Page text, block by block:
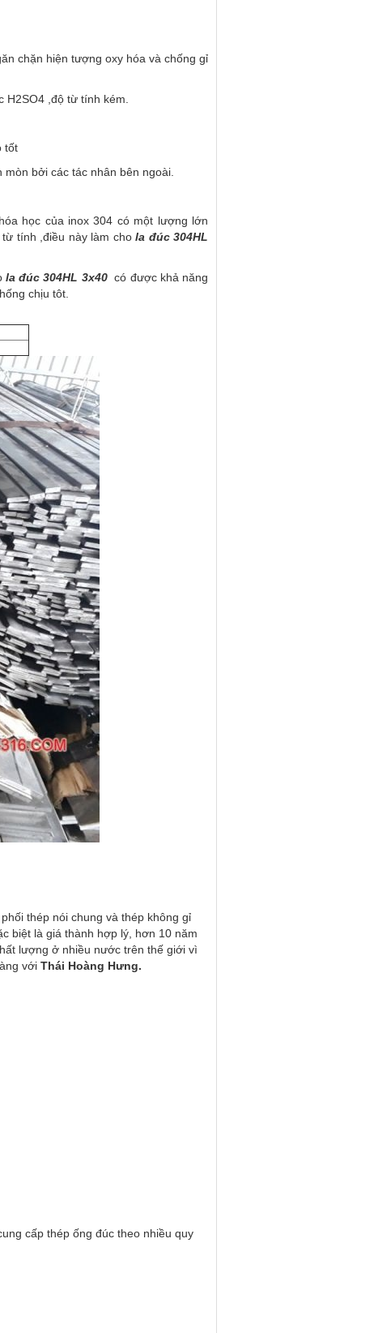
chặn hiện tượng oxy hóa và chống gỉ
H2SO4 ,độ từ tính kém.
tốt
bởi các tác nhân bên ngoài.
học của inox 304 có một lượng lớn
tính ,điều này làm cho la đúc 304HL
la đúc 304HL 3x40 có được khả năng
chịu tôt.
thép nói chung và thép không gỉ
biệt là giá thành hợp lý, hơn 10 năm
lượng ở nhiều nước trên thế giới vì
với Thái Hoàng Hưng.
cấp thép ống đúc theo nhiều quy